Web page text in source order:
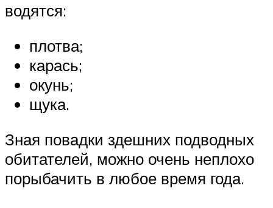
водятся:
плотва;
карась;
окунь;
щука.
Зная повадки здешних подводных
обитателей, можно очень неплохо
порыбачить в любое время года.